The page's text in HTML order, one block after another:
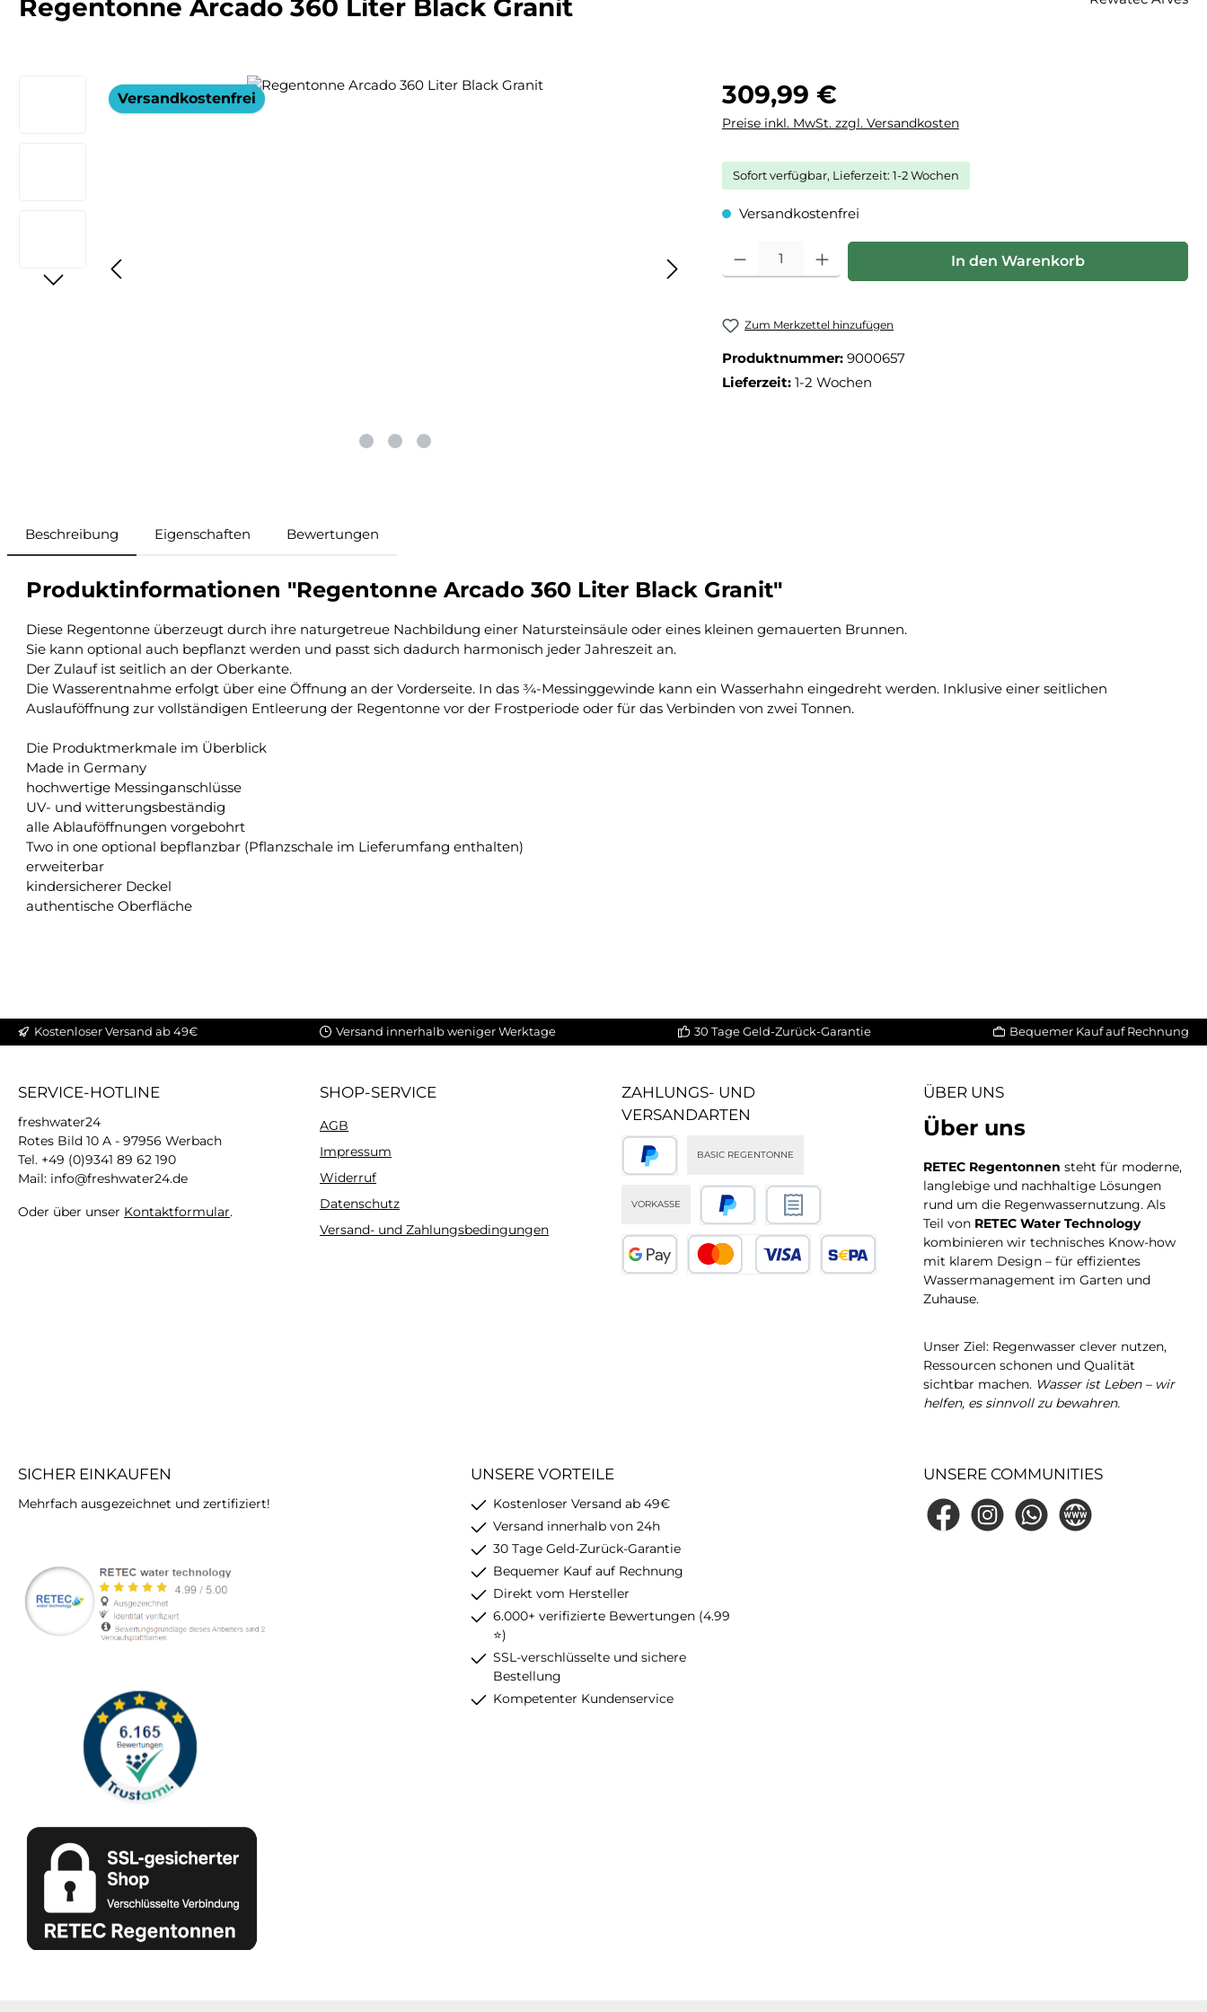
Regentonne Arcado 360 Liter Black Granit
Bildergalerie überspringen
Versandkostenfrei
Regulärer Preis:
309,99 €
Preise inkl. MwSt. zzgl. Versandkosten
Sofort verfügbar, Lieferzeit: 1-2 Wochen
Versandkostenfrei
Produkt Anzahl: Gib den gewünschten Wert ein oder benutze die
In den Warenkorb
Zum Merkzettel hinzufügen
Produktnummer: 9000657
Lieferzeit: 1-2 Wochen
Beschreibung Eigenschaften Bewertungen
Produktinformationen "Regentonne Arcado 360 Liter Black Granit"
Diese Regentonne überzeugt durch ihre naturgetreue Nachbildung einer Natursteinsäule oder eines kleinen gemauerten Brunnen.
Sie kann optional auch bepflanzt werden und passt sich dadurch harmonisch jeder Jahreszeit an.
Der Zulauf ist seitlich an der Oberkante.
Die Wasserentnahme erfolgt über eine Öffnung an der Vorderseite. In das ¾-Messinggewinde kann ein Wasserhahn eingedreht werden. Inklusive einer seitlichen
Auslauföffnung zur vollständigen Entleerung der Regentonne vor der Frostperiode oder für das Verbinden von zwei Tonnen.
Die Produktmerkmale im Überblick
Made in Germany
hochwertige Messinganschlüsse
UV- und witterungsbeständig
alle Ablauföffnungen vorgebohrt
Two in one optional bepflanzbar (Pflanzschale im Lieferumfang enthalten)
erweiterbar
kindersicherer Deckel
authentische Oberfläche
Kostenloser Versand ab 49€ Versand innerhalb weniger Werktage 30 Tage Geld-Zurück-Garantie Bequemer Kauf auf Rechnung
SERVICE-HOTLINE
freshwater24
Rotes Bild 10 A - 97956 Werbach
Tel. +49 (0)9341 89 62 190
Mail: info@freshwater24.de
Oder über unser Kontaktformular.
SHOP-SERVICE
AGB
Impressum
Widerruf
Datenschutz
Versand- und Zahlungsbedingungen
ZAHLUNGS- UND
VERSANDARTEN
VORKASSE
Später BezahlenRechnungskauf
BASIC REGENTONNE
ÜBER UNS
Über uns
RETEC Regentonnen steht für moderne,
langlebige und nachhaltige Lösungen
rund um die Regenwassernutzung. Als
Teil von RETEC Water Technology
kombinieren wir technisches Know-how
mit klarem Design – für effizientes
Wassermanagement im Garten und
Zuhause.
Unser Ziel: Regenwasser clever nutzen,
Ressourcen schonen und Qualität
sichtbar machen. Wasser ist Leben – wir
helfen, es sinnvoll zu bewahren.
SICHER EINKAUFEN
Mehrfach ausgezeichnet und zertifiziert!
UNSERE VORTEILE
Kostenloser Versand ab 49€
Versand innerhalb von 24h
30 Tage Geld-Zurück-Garantie
Bequemer Kauf auf Rechnung
Direkt vom Hersteller
6.000+ verifizierte Bewertungen (4.99
⭐)
SSL-verschlüsselte und sichere
Bestellung
Kompetenter Kundenservice
UNSERE COMMUNITIES
FacebookInstagramWhatsAppRETEC water